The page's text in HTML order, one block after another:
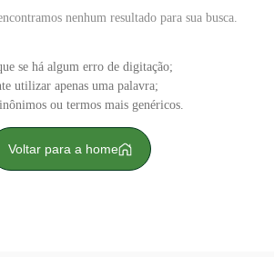
nenhum resultado para sua busca.
se há algum erro de digitação;
utilizar apenas uma palavra;
ou termos mais genéricos.
Voltar para a home